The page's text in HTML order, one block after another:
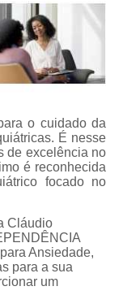
Especialista em
Especialista em
Especialista em
Especialista
Alternativo para
da
para Ansiedade
Tratamento para
Ansiedade São
Tratamento
Tratamento para
o cuidado da
É nesse
de excelência no
é reconhecida
focado no
Cláudio
Ansiedade,
para a sua
um